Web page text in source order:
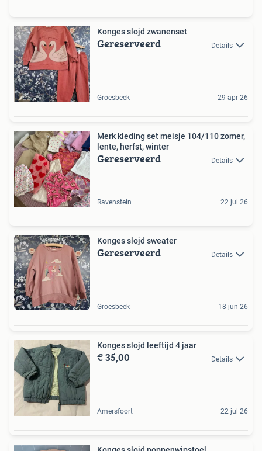
Konges slojd zwanenset
Gereserveerd Details
Groesbeek 29 apr 26
Merk kleding set meisje 104/110 zomer,
lente, herfst, winter
Gereserveerd Details
Ravenstein 22 jul 26
Konges slojd sweater
Gereserveerd Details
Groesbeek 18 jun 26
Konges slojd leeftijd 4 jaar
€ 35,00 Details
Amersfoort 22 jul 26